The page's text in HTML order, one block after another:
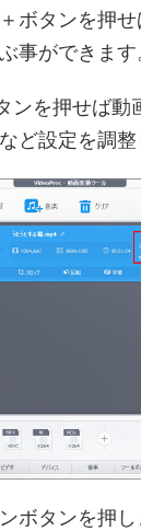
ボタンを押
事ができます
ンを押せば動
ど設定を調整
ボタンを押し